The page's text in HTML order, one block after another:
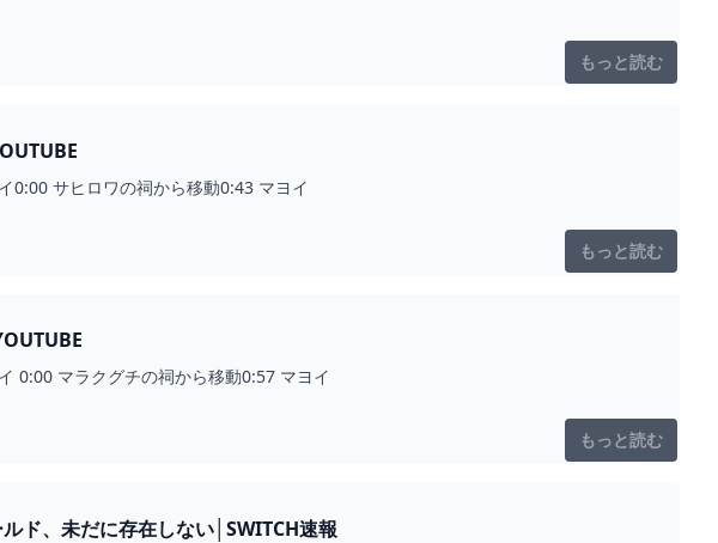
もっと読む
0:00 サヒロワの祠から移動0:43 マヨイ
もっと読む
0:00 マラクグチの祠から移動0:57 マヨイ
もっと読む
ド、未だに存在しない│SWITCH速報